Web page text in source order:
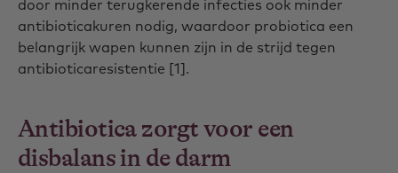
door minder terugkerende infecties ook minder
antibioticakuren nodig, waardoor probiotica een
belangrijk wapen kunnen zijn in de strijd tegen
antibioticaresistentie [1].
Antibiotica zorgt voor een
disbalans in de darm